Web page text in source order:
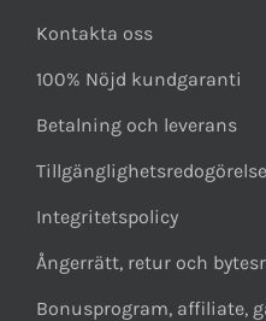
Kontakta oss
100% Nöjd kundgaranti
Betalning och leverans
Tillgänglighetsredogörelse
Integritetspolicy
Ångerrätt, retur och
Bonusprogram, affiliate,